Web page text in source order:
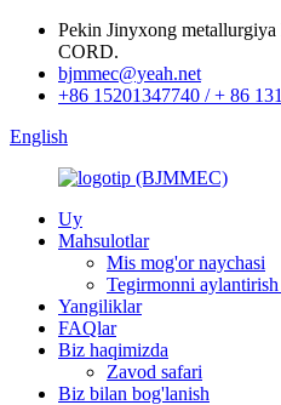
Pekin Jinyxong
CORD.
bjmmec@yeah.net
+86 15201347740 / + 86
English
Uy
Mahsulotlar
Mis mog'or naychasi
Tegirmonni
Yangiliklar
FAQlar
Biz haqimizda
Zavod safari
Biz bilan bog'lanish